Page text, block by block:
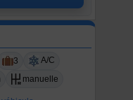
3
A/C
manuelle